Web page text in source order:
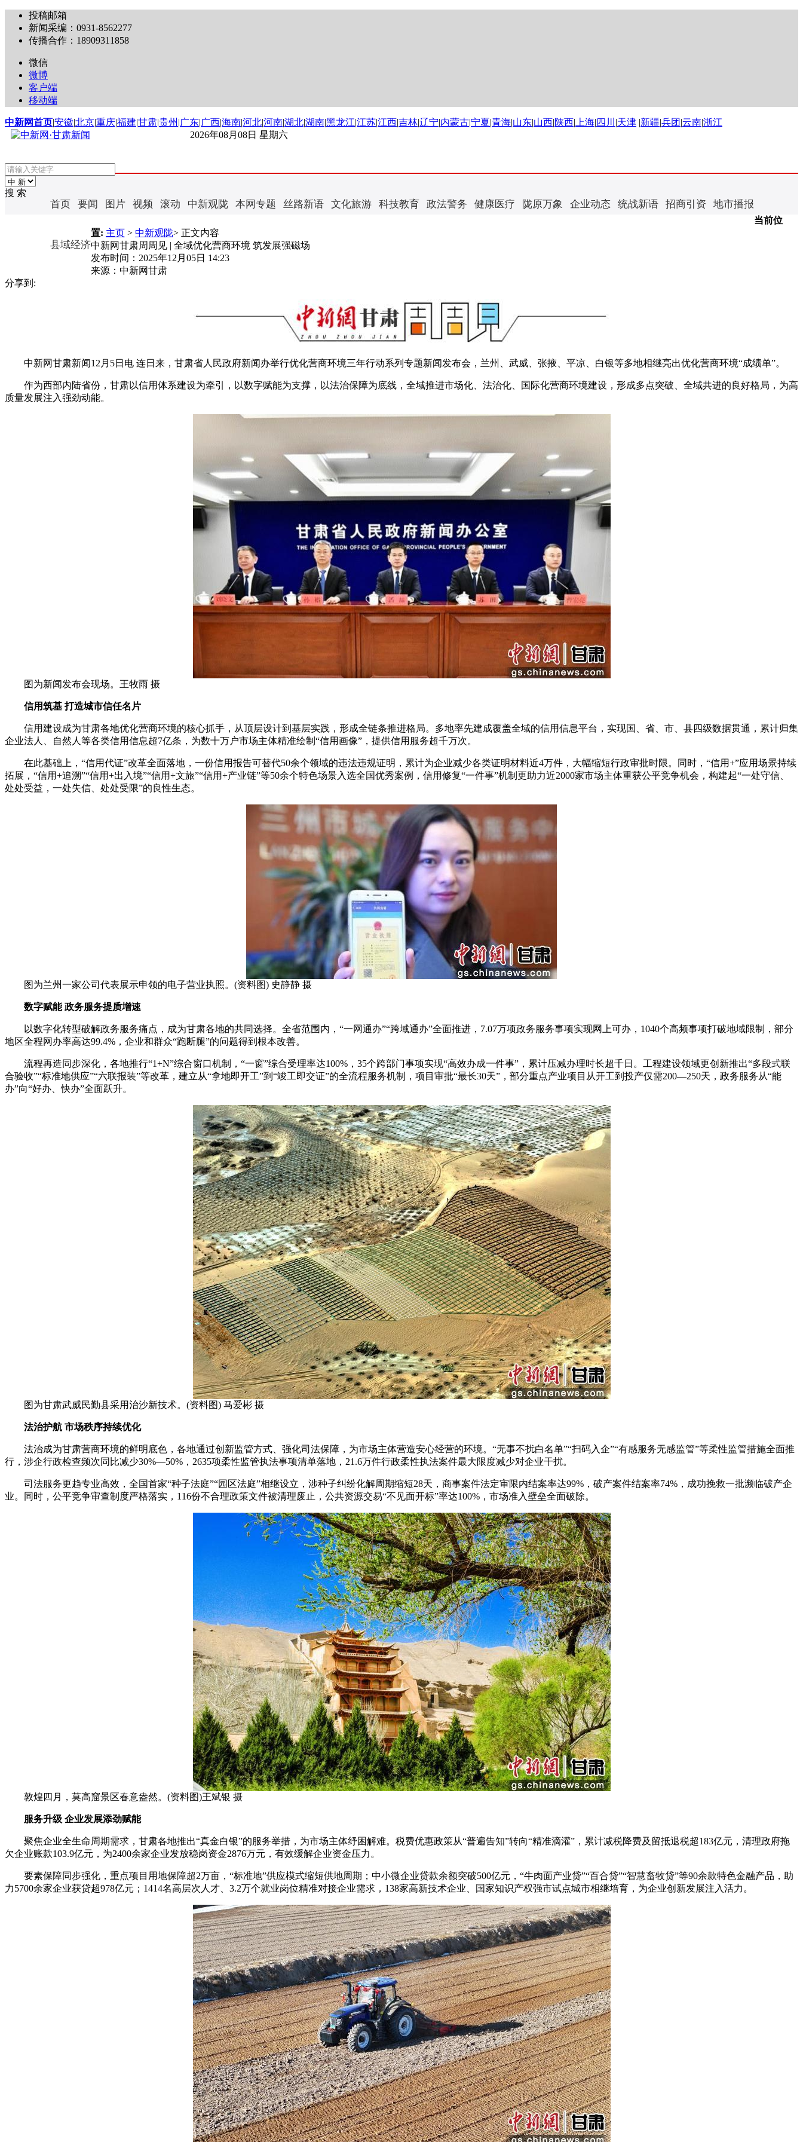
投稿邮箱
新闻采编：0931-8562277
传播合作：18909311858
微信
微博
客户端
移动端
中新网首页|安徽|北京|重庆|福建|甘肃|贵州 |广东|广西|海南|河北|河南|湖北|湖南|黑龙江|江苏|江西|吉林|辽宁|内蒙古|宁夏|青海|山东|山西|陕西| 上海| 四川 |天津 |新疆|兵团 |云南|浙江
2026年08月08日 星期六
搜 索
首页 要闻 图片 视频 滚动 中新观陇 本网专题 丝路新语 文化旅游 科技教育 政法警务 健康医疗 陇原万象 企业动态 统战新语 招商引资 地市播报
县域经济
当前位
置: 主页 > 中新观陇> 正文内容
中新网甘肃周周见 | 全域优化营商环境 筑发展强磁场
发布时间： 2025年12月05日 14:23
来源： 中新网甘肃
分享到:
中新网甘肃新闻12月5日电 连日来，甘肃省人民政府新闻办举行优化营商环境三年行动系列专题新闻发布会，兰州、武威、张掖、平凉、白银等多地相继亮出优化营商环境“成绩单”。
作为西部内陆省份，甘肃以信用体系建设为牵引，以数字赋能为支撑，以法治保障为底线，全域推进市场化、法治化、国际化营商环境建设，形成多点突破、全域共进的良好格局，为高
质量发展注入强劲动能。
图为新闻发布会现场。王牧雨 摄
信用筑基 打造城市信任名片
信用建设成为甘肃各地优化营商环境的核心抓手，从顶层设计到基层实践，形成全链条推进格局。多地率先建成覆盖全域的信用信息平台，实现国、省、市、县四级数据贯通，累计归集
企业法人、自然人等各类信用信息超7亿条，为数十万户市场主体精准绘制“信用画像”，提供信用服务超千万次。
在此基础上，“信用代证”改革全面落地，一份信用报告可替代50余个领域的违法违规证明，累计为企业减少各类证明材料近4万件，大幅缩短行政审批时限。同时，“信用+”应用场景持续
拓展，“信用+追溯”“信用+出入境”“信用+文旅”“信用+产业链”等50余个特色场景入选全国优秀案例，信用修复“一件事”机制更助力近2000家市场主体重获公平竞争机会，构建起“一处守信、
处处受益，一处失信、处处受限”的良性生态。
图为兰州一家公司代表展示申领的电子营业执照。(资料图) 史静静 摄
数字赋能 政务服务提质增速
以数字化转型破解政务服务痛点，成为甘肃各地的共同选择。全省范围内，“一网通办”“跨域通办”全面推进，7.07万项政务服务事项实现网上可办，1040个高频事项打破地域限制，部分
地区全程网办率高达99.4%，企业和群众“跑断腿”的问题得到根本改善。
流程再造同步深化，各地推行“1+N”综合窗口机制，“一窗”综合受理率达100%，35个跨部门事项实现“高效办成一件事”，累计压减办理时长超千日。工程建设领域更创新推出“多段式联
合验收”“标准地供应”“六联报装”等改革，建立从“拿地即开工”到“竣工即交证”的全流程服务机制，项目审批“最长30天”，部分重点产业项目从开工到投产仅需200—250天，政务服务从“能
办”向“好办、快办”全面跃升。
图为甘肃武威民勤县采用治沙新技术。(资料图) 马爱彬 摄
法治护航 市场秩序持续优化
法治成为甘肃营商环境的鲜明底色，各地通过创新监管方式、强化司法保障，为市场主体营造安心经营的环境。“无事不扰白名单”“扫码入企”“有感服务无感监管”等柔性监管措施全面推
行，涉企行政检查频次同比减少30%—50%，2635项柔性监管执法事项清单落地，21.6万件行政柔性执法案件最大限度减少对企业干扰。
司法服务更趋专业高效，全国首家“种子法庭”“园区法庭”相继设立，涉种子纠纷化解周期缩短28天，商事案件法定审限内结案率达99%，破产案件结案率74%，成功挽救一批濒临破产企
业。同时，公平竞争审查制度严格落实，116份不合理政策文件被清理废止，公共资源交易“不见面开标”率达100%，市场准入壁垒全面破除。
敦煌四月，莫高窟景区春意盎然。(资料图)王斌银 摄
服务升级 企业发展添劲赋能
聚焦企业全生命周期需求，甘肃各地推出“真金白银”的服务举措，为市场主体纾困解难。税费优惠政策从“普遍告知”转向“精准滴灌”，累计减税降费及留抵退税超183亿元，清理政府拖
欠企业账款103.9亿元，为2400余家企业发放稳岗资金2876万元，有效缓解企业资金压力。
要素保障同步强化，重点项目用地保障超2万亩，“标准地”供应模式缩短供地周期；中小微企业贷款余额突破500亿元，“牛肉面产业贷”“百合贷”“智慧畜牧贷”等90余款特色金融产品，助
力5700余家企业获贷超978亿元；1414名高层次人才、3.2万个就业岗位精准对接企业需求，138家高新技术企业、国家知识产权强市试点城市相继培育，为企业创新发展注入活力。